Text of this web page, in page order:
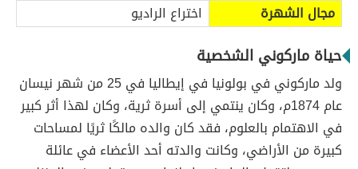
مجال الشهرة
اختراع الراديو
حياة ماركوني الشخصية
ولد ماركوني في بولونيا في إيطاليا في 25 من شهر نيسان
عام 1874م، وكان ينتمي إلى أسرة ثرية، وكان لهذا أثر كبير
في الاهتمام بالعلوم، فقد كان والده مالكًا ثريًا لمساحات
كبيرة من الأراضي، وكانت والدته أحد الأعضاء في عائلة